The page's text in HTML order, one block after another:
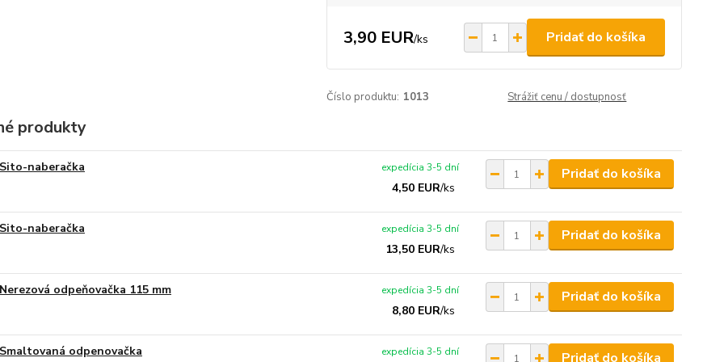
3,90 EUR/ks Pridať do košíka
Číslo produktu: 1013 Strážiť cenu / dostupnosť
produkty
naberačka
4,50 EUR/ks
expedícia 3-5 dní Pridať do košíka
naberačka
13,50 EUR/ks
expedícia 3-5 dní Pridať do košíka
odpeňovačka 115 mm
8,80 EUR/ks
expedícia 3-5 dní Pridať do košíka
odpenovačka expedícia 3-5 dní Pridať do košíka